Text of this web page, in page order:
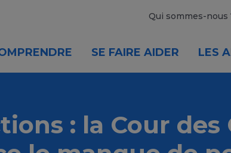
Qui sommes-nous
SE FAIRE AIDER LES
: la Cour des